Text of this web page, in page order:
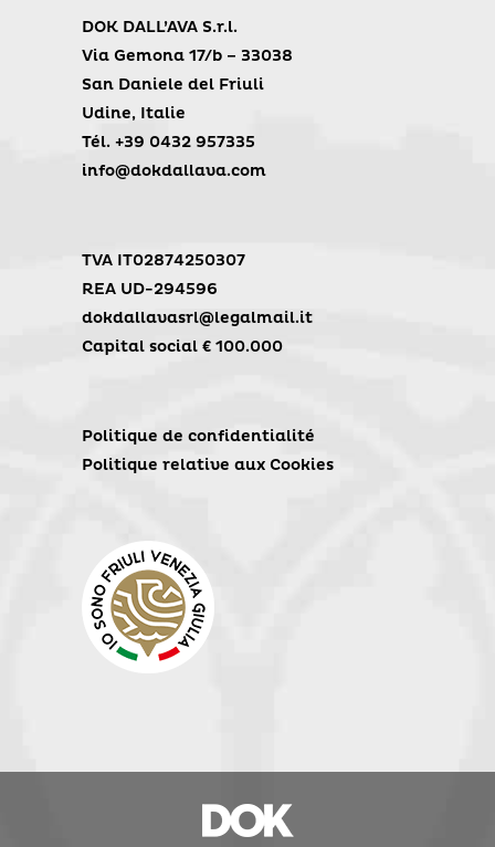
DOK DALL’AVA S.r.l.
Via Gemona 17/b – 33038
San Daniele del Friuli
Udine, Italie
Tél. +39 0432 957335
info@dokdallava.com
TVA IT02874250307
REA UD-294596
dokdallavasrl@legalmail.it
Capital social € 100.000
Politique de confidentialité
Politique relative aux Cookies